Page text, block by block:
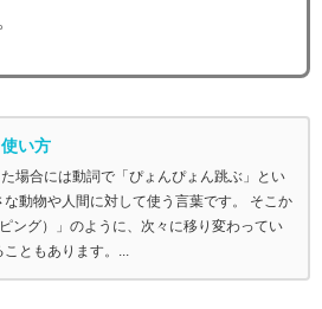
い方
場合には動詞で「ぴょんぴょん跳ぶ」とい
動物や人間に対して使う言葉です。 そこか
ング）」のように、次々に移り変わってい
こともあります。...